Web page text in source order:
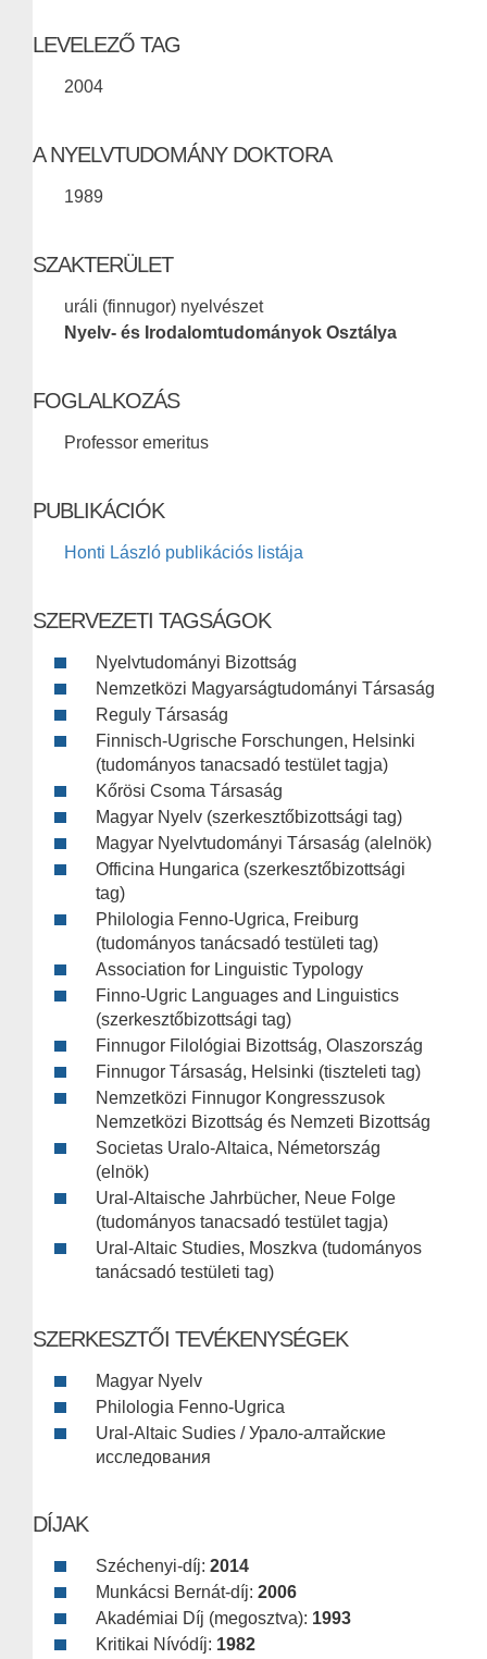
LEVELEZŐ TAG
2004
A NYELVTUDOMÁNY DOKTORA
1989
SZAKTERÜLET
uráli (finnugor) nyelvészet
Nyelv- és Irodalomtudományok Osztálya
FOGLALKOZÁS
Professor emeritus
PUBLIKÁCIÓK
Honti László publikációs listája
SZERVEZETI TAGSÁGOK
Nyelvtudományi Bizottság
Nemzetközi Magyarságtudományi Társaság
Reguly Társaság
Finnisch-Ugrische Forschungen, Helsinki
(tudományos tanacsadó testület tagja)
Kőrösi Csoma Társaság
Magyar Nyelv (szerkesztőbizottsági tag)
Magyar Nyelvtudományi Társaság (alelnök)
Officina Hungarica (szerkesztőbizottsági
tag)
Philologia Fenno-Ugrica, Freiburg
(tudományos tanácsadó testületi tag)
Association for Linguistic Typology
Finno-Ugric Languages and Linguistics
(szerkesztőbizottsági tag)
Finnugor Filológiai Bizottság, Olaszország
Finnugor Társaság, Helsinki (tiszteleti tag)
Nemzetközi Finnugor Kongresszusok
Nemzetközi Bizottság és Nemzeti Bizottság
Societas Uralo-Altaica, Németország
(elnök)
Ural-Altaische Jahrbücher, Neue Folge
(tudományos tanacsadó testület tagja)
Ural-Altaic Studies, Moszkva (tudományos
tanácsadó testületi tag)
SZERKESZTŐI TEVÉKENYSÉGEK
Magyar Nyelv
Philologia Fenno-Ugrica
Ural-Altaic Sudies / Урало-алтайские
исследования
DÍJAK
Széchenyi-díj: 2014
Munkácsi Bernát-díj: 2006
Akadémiai Díj (megosztva): 1993
Kritikai Nívódíj: 1982